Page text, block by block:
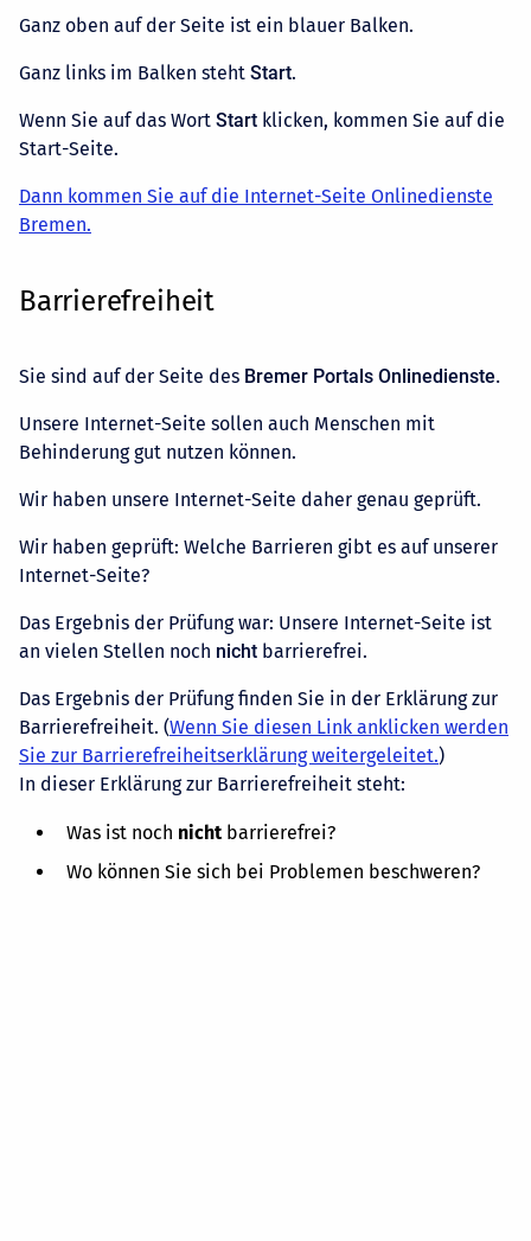
Ganz oben auf der Seite ist ein blauer Balken.
Ganz links im Balken steht Start.
Wenn Sie auf das Wort Start klicken, kommen Sie auf die
Start-Seite.
Dann kommen Sie auf die Internet-Seite Onlinedienste
Bremen.
Barrierefreiheit
Sie sind auf der Seite des Bremer Portals Onlinedienste.
Unsere Internet-Seite sollen auch Menschen mit
Behinderung gut nutzen können.
Wir haben unsere Internet-Seite daher genau geprüft.
Wir haben geprüft: Welche Barrieren gibt es auf unserer
Internet-Seite?
Das Ergebnis der Prüfung war: Unsere Internet-Seite ist
an vielen Stellen noch nicht barrierefrei.
Das Ergebnis der Prüfung finden Sie in der Erklärung zur
Barrierefreiheit. (Wenn Sie diesen Link anklicken werden
Sie zur Barrierefreiheitserklärung weitergeleitet.)
In dieser Erklärung zur Barrierefreiheit steht:
Was ist noch nicht barrierefrei?
Wo können Sie sich bei Problemen beschweren?